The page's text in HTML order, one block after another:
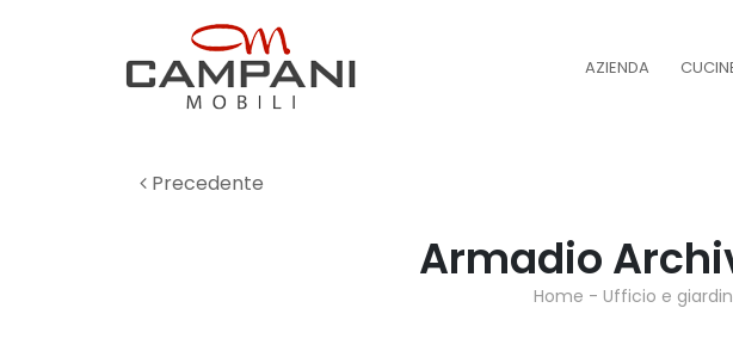
AZIENDA
Precedente
Armadio
Home - Ufficio e